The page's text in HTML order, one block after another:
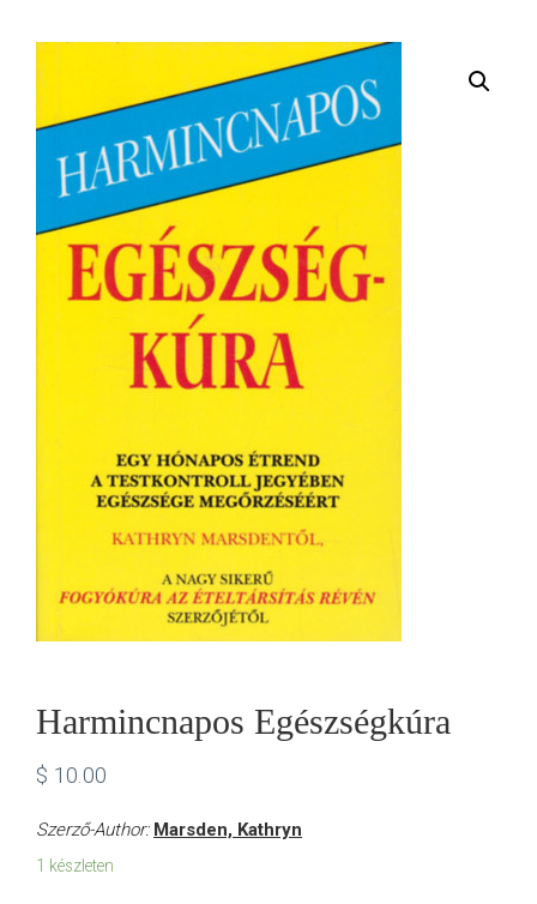
SHOP
KAPCSOLAT
Harmincnapos Egészségkúra
$ 10.00
Szerző-Author: Marsden, Kathryn
1 készleten